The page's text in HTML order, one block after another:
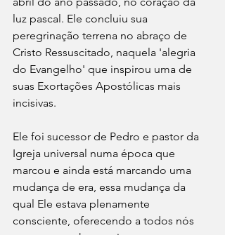
luz pascal. Ele concluiu sua
peregrinação terrena no abraço de
Cristo Ressuscitado, naquela 'alegria
do Evangelho' que inspirou uma de
suas Exortações Apostólicas mais
incisivas.
Ele foi sucessor de Pedro e pastor da
Igreja universal numa época que
marcou e ainda está marcando uma
mudança de era, essa mudança da
qual Ele estava plenamente
consciente, oferecendo a todos nós